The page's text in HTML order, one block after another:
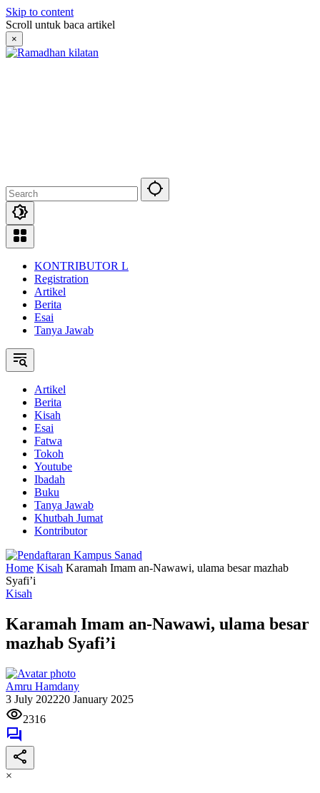
Skip to content
Scroll untuk baca artikel
×
KONTRIBUTOR L
Registration
Artikel
Berita
Esai
Tanya Jawab
Artikel
Berita
Kisah
Esai
Fatwa
Tokoh
Youtube
Ibadah
Buku
Tanya Jawab
Khutbah Jumat
Kontributor
Home Kisah Karamah Imam an-Nawawi, ulama besar mazhab
Syafi’i
Kisah
Karamah Imam an-Nawawi, ulama besar
mazhab Syafi’i
Amru Hamdany
3 July 202220 January 2025
2316
×